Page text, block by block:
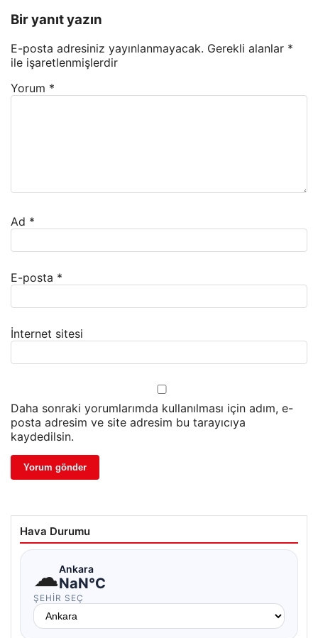
Bir yanıt yazın
E-posta adresiniz yayınlanmayacak. Gerekli alanlar *
ile işaretlenmişlerdir
Yorum *
Ad *
E-posta *
İnternet sitesi
Daha sonraki yorumlarımda kullanılması için adım, e-
posta adresim ve site adresim bu tarayıcıya
kaydedilsin.
Hava Durumu
☁Ankara
NaN°C
ŞEHIR SEÇ